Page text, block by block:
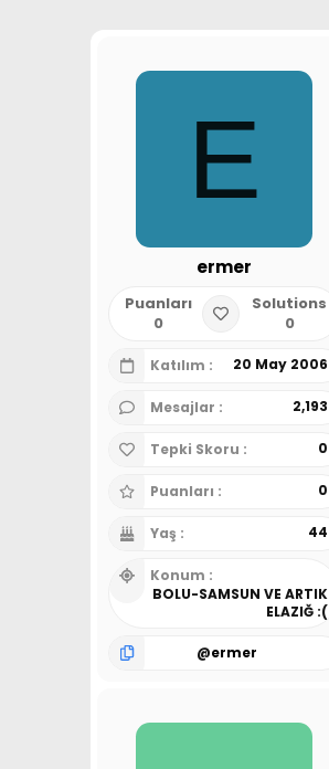
E
ermer
Puanları
0
Solutions
0
Katılım 20 May 2006
Mesajlar 2,193
Tepki Skoru 0
Puanları 0
Yaş 44
Konum
BOLU-SAMSUN VE ARTIK
ELAZIĞ :(
@ermer